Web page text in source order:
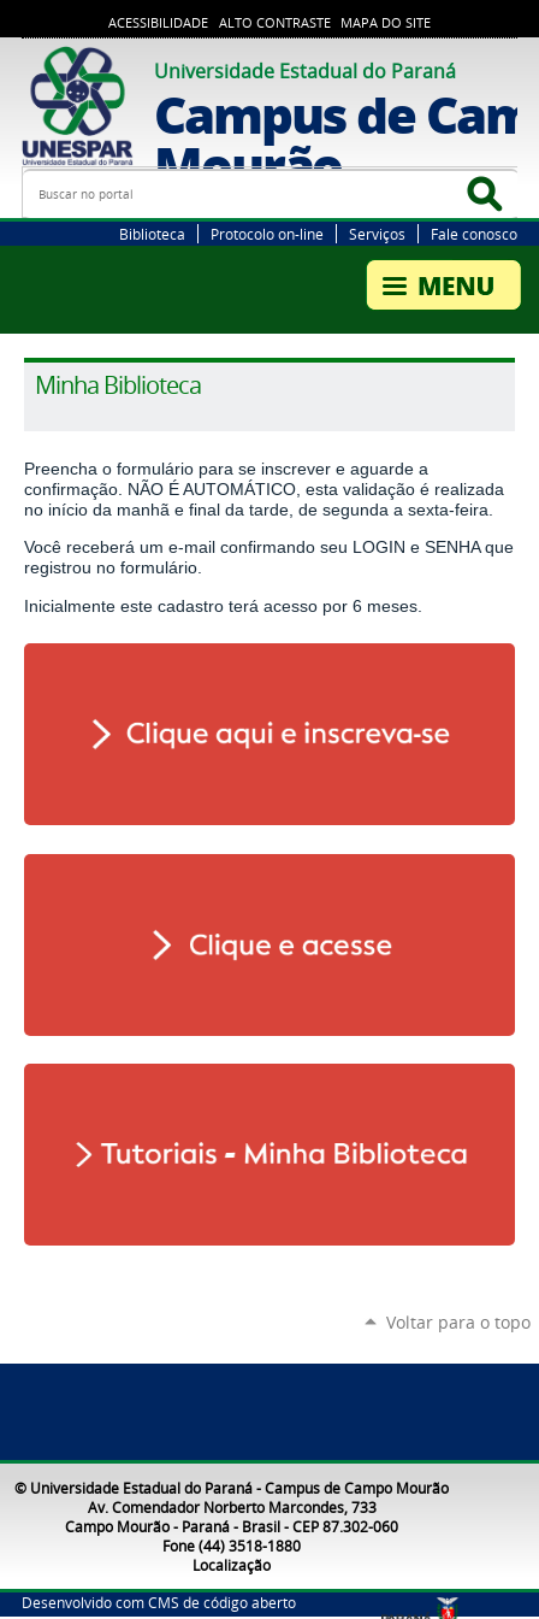
ACESSIBILIDADE ALTO CONTRASTE MAPA DO SITE
Universidade Estadual do Paraná
Campus de
Mourão
Busca
Biblioteca Protocolo on-line Serviços Fale conosco
Minha Biblioteca
Preencha o formulário para se inscrever e aguarde a
confirmação. NÃO É AUTOMÁTICO, esta validação é realizada
no início da manhã e final da tarde, de segunda a sexta-feira.
Você receberá um e-mail confirmando seu LOGIN e SENHA que
registrou no formulário.
Inicialmente este cadastro terá acesso por 6 meses.
Voltar para o topo
© Universidade Estadual do Paraná - Campus de Campo Mourão
Av. Comendador Norberto Marcondes, 733
Campo Mourão - Paraná - Brasil - CEP 87.302-060
Fone (44) 3518-1880
Localização
Desenvolvido com CMS de código aberto